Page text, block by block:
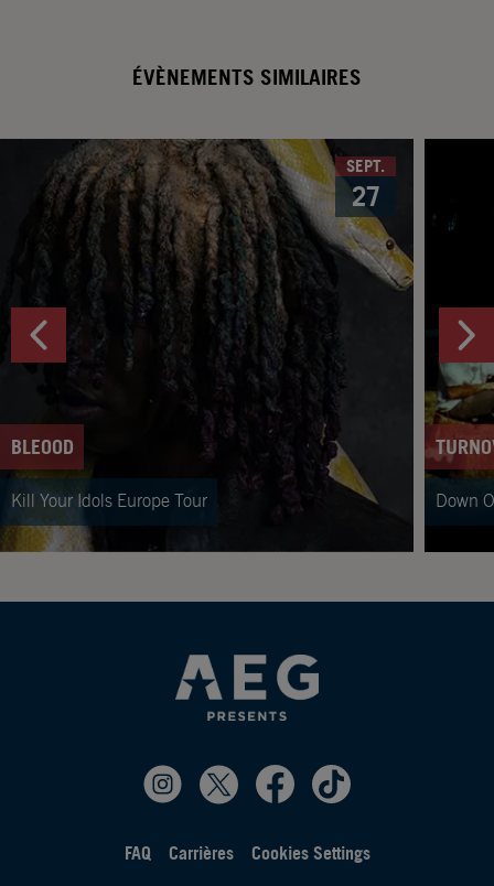
ÉVÈNEMENTS SIMILAIRES
BLEOOD
Kill Your Idols Europe Tour
SEPT.
27
Down
FAQ Carrières
Cookies Settings